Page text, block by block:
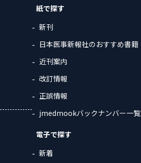
紙で探す
新刊
日本医事新報社のおすすめ書籍
近刊案内
改訂情報
正誤情報
jmedmookバックナンバー一覧
電子で探す
新着